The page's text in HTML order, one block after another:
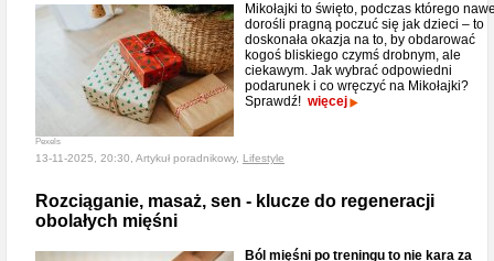
Pexels
Mikołajki to święto, podczas którego
dorośli pragną poczuć się jak dzieci – to
doskonała okazja na to, by obdarować
kogoś bliskiego czymś drobnym, ale
ciekawym. Jak wybrać odpowiedni
podarunek i co wręczyć na Mikołajki?
Sprawdź! więcej
13-11-2025, 20:30, Artykuł poradnikowy, Lifestyle
Rozciąganie, masaż, sen - klucze do regeneracji
obolałych mięśni
Ból mięśni po treningu to nie kara za